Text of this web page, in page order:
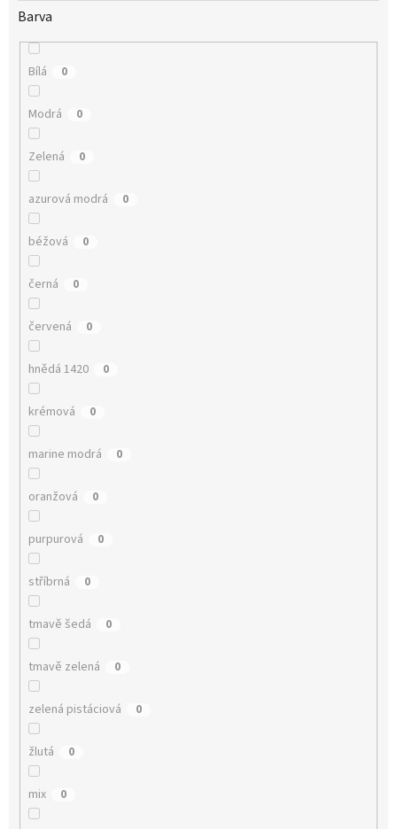
Barva
Bílá 0
Modrá 0
Zelená 0
azurová modrá 0
béžová 0
černá 0
červená 0
hnědá 1420 0
krémová 0
marine modrá 0
oranžová 0
purpurová 0
stříbrná 0
tmavě šedá 0
tmavě zelená 0
zelená pistáciová 0
žlutá 0
mix 0